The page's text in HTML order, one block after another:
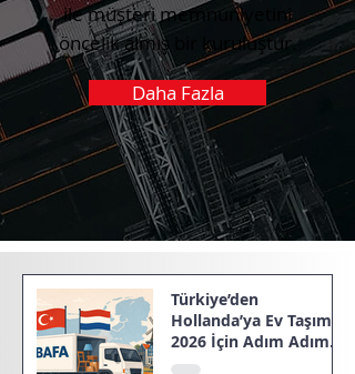
ile müşteri memnuniyetini
öncelik almış bir kuruluştur.
Daha Fazla
Türkiye’den
Hollanda’ya Ev Taşıma:
2026 İçin Adım Adım
Rehber